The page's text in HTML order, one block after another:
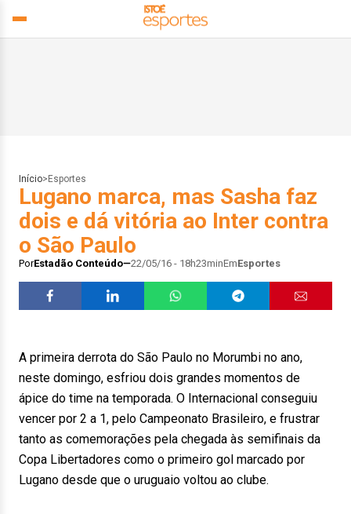
Início> Esportes
Lugano marca, mas Sasha faz
dois e dá vitória ao Inter contra
o São Paulo
PorEstadão Conteúdo 22/05/16 - 18h23minEmEsportes
A primeira derrota do São Paulo no Morumbi no ano,
neste domingo, esfriou dois grandes momentos de
ápice do time na temporada. O Internacional conseguiu
vencer por 2 a 1, pelo Campeonato Brasileiro, e frustrar
tanto as comemorações pela chegada às semifinais da
Copa Libertadores como o primeiro gol marcado por
Lugano desde que o uruguaio voltou ao clube.